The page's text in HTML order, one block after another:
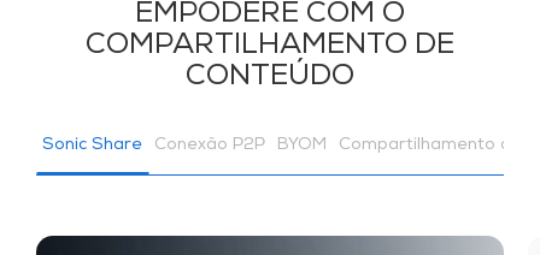
EMPODERE COM O
COMPARTILHAMENTO DE
CONTEÚDO
Sonic Share Conexão P2P BYOM Compartilhamento de